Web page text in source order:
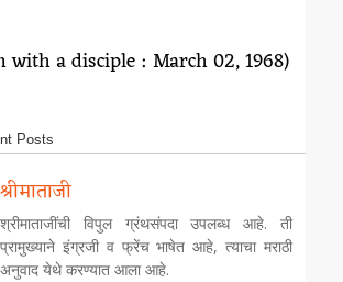
with a disciple : March 02, 1968)
Posts
श्रीमाताजी
श्रीमाताजींची विपुल ग्रंथसंपदा उपलब्ध आहे. ती
प्रामुख्याने इंग्रजी व फ्रेंच भाषेत आहे, त्याचा मराठी
अनुवाद येथे करण्यात आला आहे.